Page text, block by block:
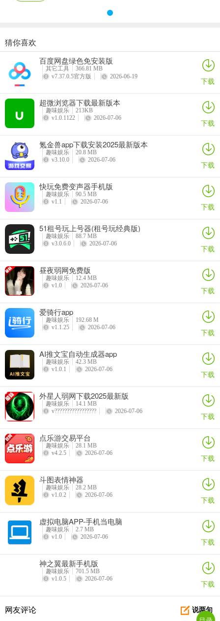
盒盒乐2026最新版本使用说明
1. 完成任务获积分：通过完成每日任务、签到、抽奖等积累积分，可
兑换奖励、心仪皮肤或盲盒。
2. 参与挑战赛：参加每日挑战赛，与其他玩家竞争，展现实力。
3. 社交互动：创建或加入兴趣小组，与好友互动分享，还能邀请小伙
伴得奖励。
肤。
5. 购买盲盒：线上随时购买各类盲盒，含时尚潮牌、手办等，用金币
或积分兑换。
盒盒乐园
嘿，你想找个能满足多样需求的乐园吗？那就来看看“盒盒乐园”！这
松休闲一下，还是和朋友来场竞技，都能找到适合的。界面简单好上
手，操作特流畅。而且支持多平台登录，随时随地都能玩。它还定期
更新内容，让你总有新鲜感。要是你喜欢抽盲盒，这里有各种盲盒商
品，动漫手办、唱片专辑啥的都有，通过做任务得金币就能兑换。要
是你是游戏玩家，能通过积累积分兑换热门游戏的皮肤。这里还有丰
富的游戏资讯和福利，领取步骤简单，绑定账号区服就行。总之，“盒
利，赶紧来体验吧！
**1. 盒盒乐2026最新版本怎么下载？**
猜你喜欢
百度网盘绿色免安装版
其它工具
366.81 MB
v7.37.0.5官方版
2026-06-19 下载
超微浏览器下载最新版本
趣味娱乐
213KB
v1.0.1122
2026-07-06 下载
氪金兽app下载安装2025最新版本
趣味娱乐
20.8 MB
v3.10.0
2026-07-06 下载
快玩免费变声器手机版
趣味娱乐
90.5 MB
v1.1
2026-07-06 下载
51租号玩上号器(租号玩经典版)
趣味娱乐
88.7 MB
v3.0.6.0
2026-07-06 下载
昼夜弱网免费版
趣味娱乐
12.4 MB
v1.0
2026-07-06 下载
爱骑行app
趣味娱乐
192.68 M
v1.1.25
2026-07-06 下载
AI推文宝自动生成器app
趣味娱乐
42.3 MB
v1.0.1
2026-07-06 下载
​外星人弱网下载2025最新版
趣味娱乐
14.1 MB
v?????????????????
2026-07-06 下载
点乐游交易平台
趣味娱乐
28.1 MB
v4.2.5
2026-07-06 下载
斗图表情神器
趣味娱乐
28.2 MB
v1.0.2
2026-07-06 下载
虚拟电脑APP-手机当电脑
趣味娱乐
2.7 MB
v1.0
2026-07-06 下载
神之翼最新手机版
趣味娱乐
701.5 MB
v1.0.5
2026-07-06 下载
说两句
网友评论